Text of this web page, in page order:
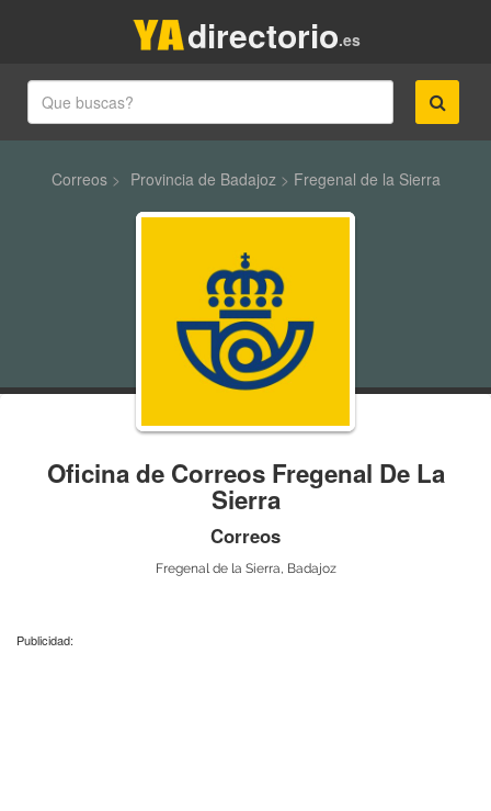
.es
directorio
Correos> Provincia de Badajoz> Fregenal de la Sierra
Oficina de Correos Fregenal De La
Sierra
Correos
Fregenal de la Sierra, Badajoz
Publicidad: